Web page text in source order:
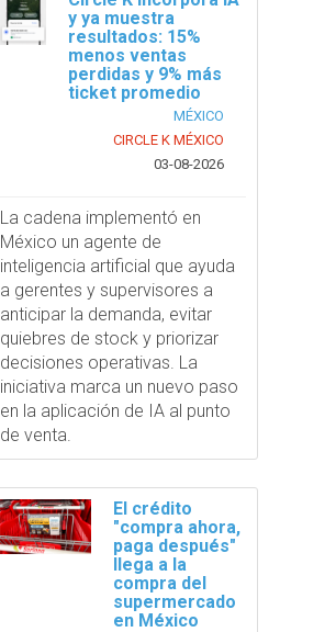
y ya muestra
resultados: 15%
menos ventas
perdidas y 9% más
ticket promedio
MÉXICO
CIRCLE K MÉXICO
03-08-2026
La cadena implementó en
México un agente de
inteligencia artificial que ayuda
a gerentes y supervisores a
anticipar la demanda, evitar
quiebres de stock y priorizar
decisiones operativas. La
iniciativa marca un nuevo paso
en la aplicación de IA al punto
de venta.
El crédito
"compra ahora,
paga después"
llega a la
compra del
supermercado
en México